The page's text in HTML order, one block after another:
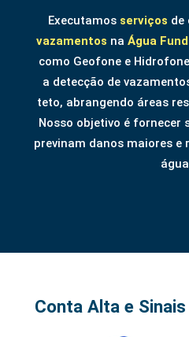
Executamos serviços de
vazamentos na Água
como Geofone e
a detecção de
teto, abrangendo áreas
Nosso objetivo é fornecer
previnam danos maiores e
Conta Alta e Sinais